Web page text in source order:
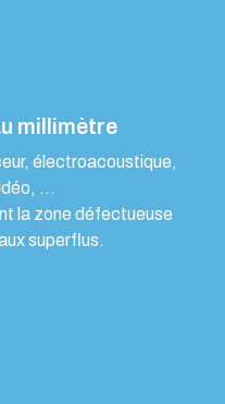
millimètre
électroacoustique,
…
la zone défectueuse
superflus.